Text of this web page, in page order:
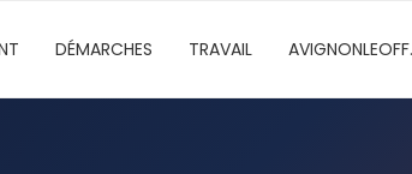
DÉMARCHES TRAVAIL